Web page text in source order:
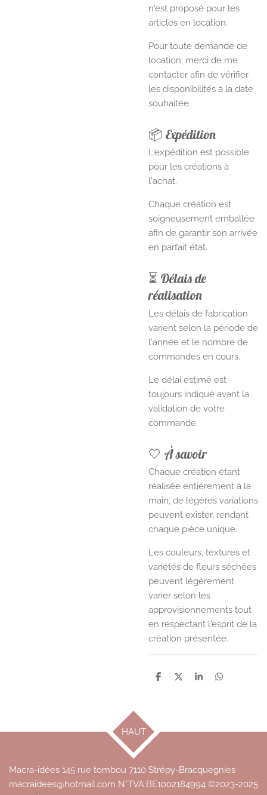
n'est proposé pour les
articles en location.
Pour toute demande de
location, merci de me
contacter afin de vérifier
les disponibilités à la date
souhaitée.
📦 Expédition
L'expédition est possible
pour les créations à
l'achat.
Chaque création est
soigneusement emballée
afin de garantir son arrivée
en parfait état.
⏳ Délais de
réalisation
Les délais de fabrication
varient selon la période de
l'année et le nombre de
commandes en cours.
Le délai estimé est
toujours indiqué avant la
validation de votre
commande.
🤍 À savoir
Chaque création étant
réalisée entièrement à la
main, de légères variations
peuvent exister, rendant
chaque pièce unique.
Les couleurs, textures et
variétés de fleurs séchées
peuvent légèrement
varier selon les
approvisionnements tout
en respectant l'esprit de la
création présentée.
P
e
P
e
P
e
P
e
HAUT
Macra-idées 145 rue tombou 7110 Strépy-Bracquegnies
macraidees@hotmail.com N°TVA:BE1002184994 ©2023-2025